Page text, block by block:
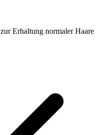
Erhaltung normaler Haare